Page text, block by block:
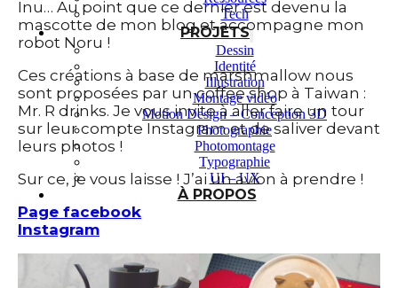
Tech
PROJETS
Dessin
Identité
Illustration
Montage vidéo
Motion Design – Conception 3D
Photographie
Photomontage
Typographie
UI – UX
À PROPOS
Inu… Au point que ce dernier est devenu la
mascotte de mon blog et accompagne mon
robot Noru !
Ces créations à base de marshmallow nous
sont proposées par un coffee shop à Taiwan :
Mr. R drinks. Je vous invite à aller faire un tour
sur leur compte Instagram et de saliver devant
leurs photos !
Sur ce, je vous laisse ! J’ai un avion à prendre !
Page facebook
Instagram